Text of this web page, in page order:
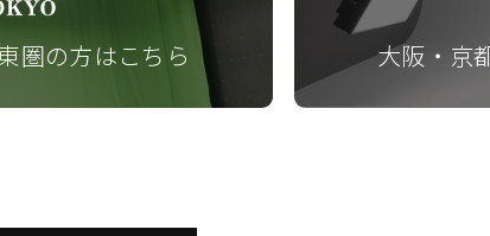
圏の方はこちら 大阪・京